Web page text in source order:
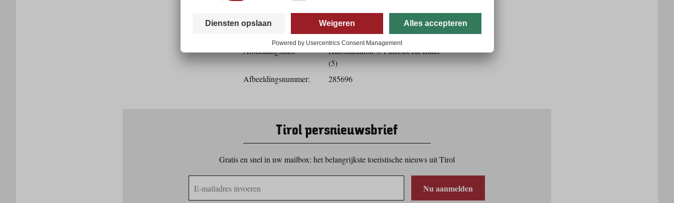
Afbeeldingsgegevens
Afbeeldingstitel:
Halbmarathon © PillerseeTal Biker
(5)
Afbeeldingsnummer:
285696
Tirol persnieuwsbrief
Gratis en snel in uw mailbox: het belangrijkste toeristische nieuws uit Tirol
mailadres
Nu aanmelden